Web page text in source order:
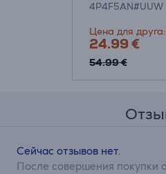
4P4F5AN#UUW
Цена для друга:
24.99 €
54.99 €
Сейчас отзывов нет.
После совершения покупки